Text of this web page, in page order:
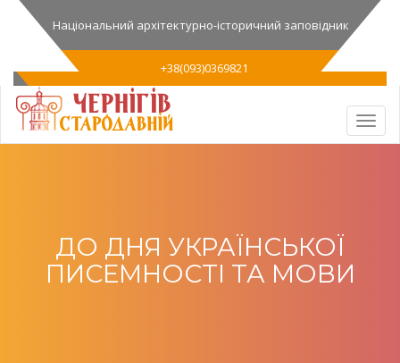
Національний архітектурно-історичний заповідник
+38(093)0369821
ДО ДНЯ УКРАЇНСЬКОЇ
ПИСЕМНОСТІ ТА МОВИ